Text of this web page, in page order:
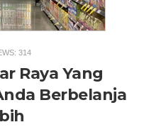
314
Raya Yang
Berbelanja